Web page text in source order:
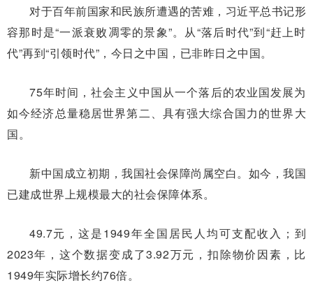
对于百年前国家和民族所遭遇的苦难，习近平总书记形
容那时是“一派衰败凋零的景象”。从“落后时代”到“赶上时
代”再到“引领时代”，今日之中国，已非昨日之中国。
75年时间，社会主义中国从一个落后的农业国发展为
如今经济总量稳居世界第二、具有强大综合国力的世界大
国。
新中国成立初期，我国社会保障尚属空白。如今，我国
已建成世界上规模最大的社会保障体系。
49.7元，这是1949年全国居民人均可支配收入；到
2023年，这个数据变成了3.92万元，扣除物价因素，比
1949年实际增长约76倍。